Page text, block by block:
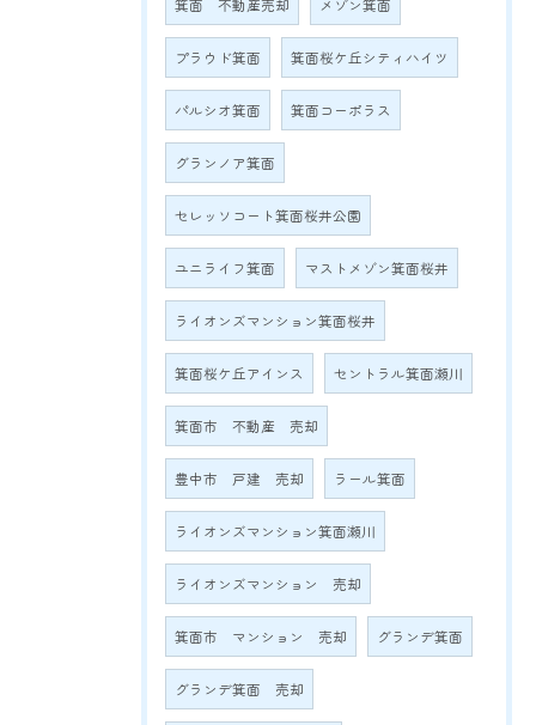
箕面 不動産売却 メゾン箕面
プラウド箕面 箕面桜ケ丘シティハイツ
パルシオ箕面 箕面コーポラス
グランノア箕面
セレッソコート箕面桜井公園
ユニライフ箕面 マストメゾン箕面桜井
ライオンズマンション箕面桜井
箕面桜ケ丘アインス セントラル箕面瀬川
箕面市 不動産 売却
豊中市 戸建 売却 ラール箕面
ライオンズマンション箕面瀬川
ライオンズマンション 売却
箕面市 マンション 売却 グランデ箕面
グランデ箕面 売却